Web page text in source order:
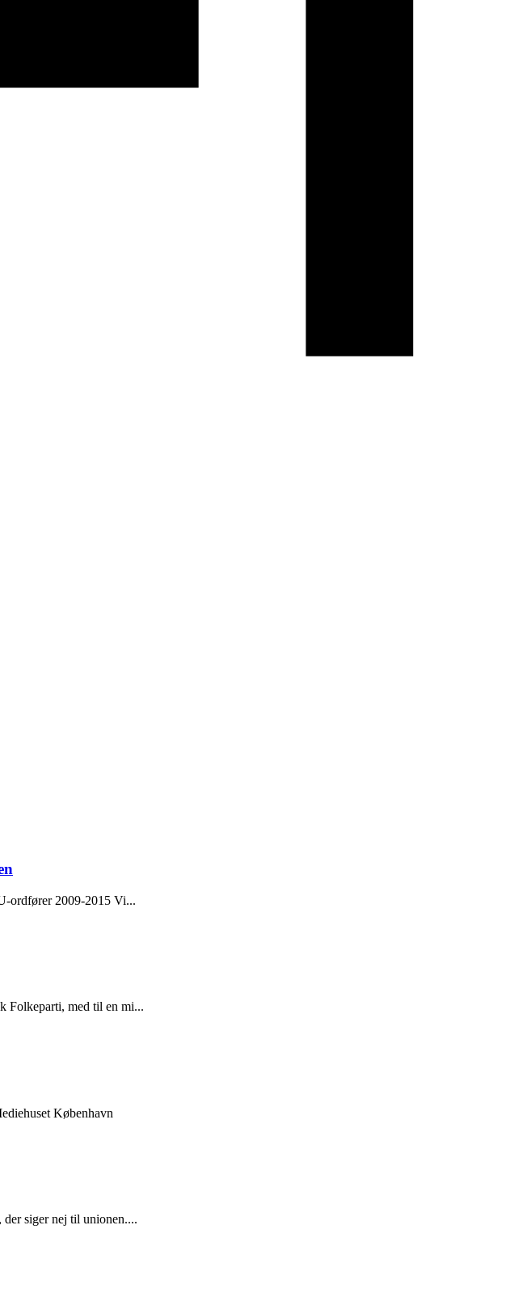
­ordfører 2009-­2015 Vi...
Folkeparti, med til en mi...
København
siger nej til unionen....